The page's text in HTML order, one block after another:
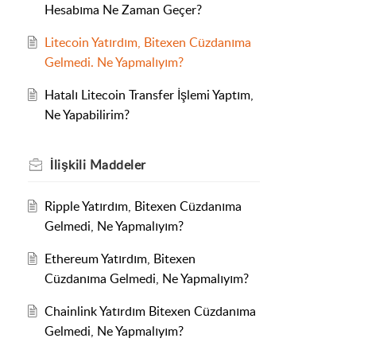
Hesabıma Ne Zaman Geçer?
Litecoin Yatırdım, Bitexen Cüzdanıma
Gelmedi. Ne Yapmalıyım?
Hatalı Litecoin Transfer İşlemi Yaptım,
Ne Yapabilirim?
İlişkili Maddeler
Ripple Yatırdım, Bitexen Cüzdanıma
Gelmedi, Ne Yapmalıyım?
Ethereum Yatırdım, Bitexen
Cüzdanıma Gelmedi, Ne Yapmalıyım?
Chainlink Yatırdım Bitexen Cüzdanıma
Gelmedi, Ne Yapmalıyım?